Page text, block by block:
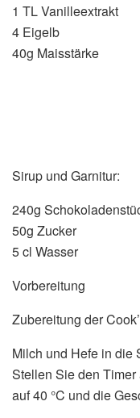
1 TL Vanilleextrakt
4 Eigelb
40g Maisstärke
Sirup und Garnitur:
240g
50g Zucker
5 cl Wasser
Vorbereitung
Zubereitung der
Milch und Hefe in die
Stellen Sie den
auf 40 °C und die